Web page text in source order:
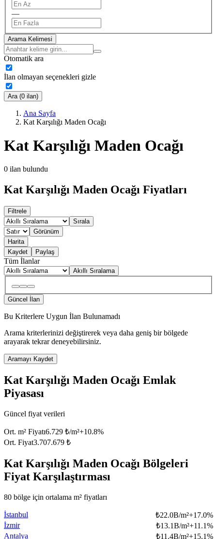
—
Arama Kelimesi
Otomatik ara
İlan olmayan seçenekleri gizle
Ara (0 ilan)
Ana Sayfa
Kat Karşılığı Maden Ocağı
Kat Karşılığı Maden Ocağı
0 ilan bulundu
Kat Karşılığı Maden Ocağı Fiyatları
Filtrele
Sırala
Görünüm
Harita
Kaydet
Paylaş
Tüm İlanlar
Akıllı Sıralama
Güncel İlan
Bu Kriterlere Uygun İlan Bulunamadı
Arama kriterlerinizi değiştirerek veya daha geniş bir bölgede
arayarak tekrar deneyebilirsiniz.
Aramayı Kaydet
Kat Karşılığı Maden Ocağı Emlak
Piyasası
Güncel fiyat verileri
Ort. m² Fiyatı6.729 ₺/m²+10.8%
Ort. Fiyat3.707.679 ₺
Kat Karşılığı Maden Ocağı Bölgeleri
Fiyat Karşılaştırması
80 bölge için ortalama m² fiyatları
İstanbul ₺22.0B/m²+17.0%
İzmir
₺13.1B/m²+11.1%
Antalya
₺11.4B/m²+15.1%